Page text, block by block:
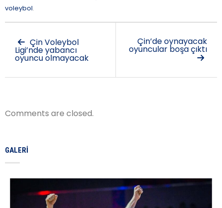
voleybol.
Çin Voleybol
Ligi’nde yabancı
oyuncu olmayacak
Çin’de oynayacak
oyuncular boşa çıktı
Comments are closed.
GALERI